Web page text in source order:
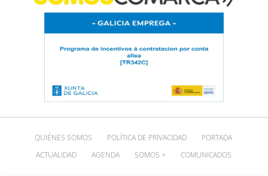
QUIÉNES SOMOS POLÍTICA DE PRIVACIDAD
PORTADA
ACTUALIDAD
AGENDA SOMOS + COMUNICADOS